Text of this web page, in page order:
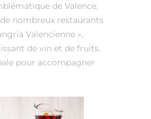
de Valence,
nombreux restaurants
Valencienne »,
de vin et de fruits,
pour accompagner